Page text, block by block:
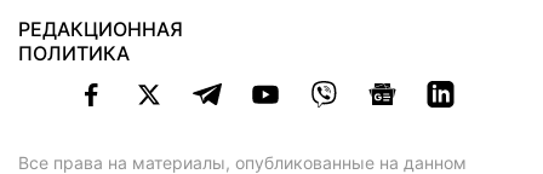
РЕДАКЦИОННАЯ
ПОЛИТИКА
Все права на материалы, опубликованные на данном